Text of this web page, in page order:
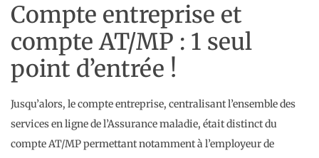
Compte entreprise et
compte AT/MP : 1 seul
point d’entrée !
Jusqu’alors, le compte entreprise, centralisant l’ensemble des
services en ligne de l’Assurance maladie, était distinct du
compte AT/MP permettant notamment à l’employeur de